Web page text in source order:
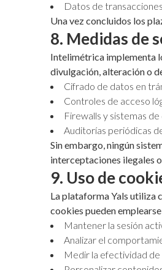
Datos de
Una vez concluidos los
8. Medidas de
Intelimétrica implementa
divulgación, alteración o
Cifrado de datos en
Controles de acceso
Firewalls y sistemas
Auditorías periódicas
Sin embargo, ningún
interceptaciones ilegales
9. Uso de
La plataforma Yals utiliza
cookies pueden
Mantener la sesión
Analizar el
Medir la efectividad